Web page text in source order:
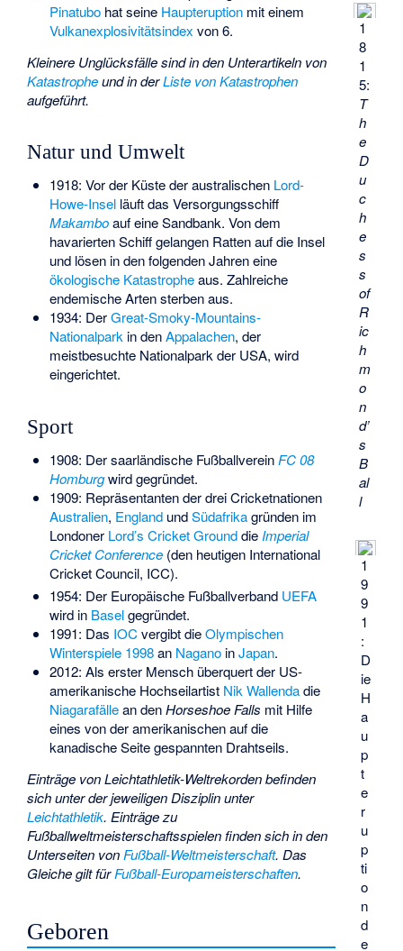
1
8
1
5:
T
h
e
D
u
c
h
e
s
s
of
R
ic
h
m
o
n
d’
s
B
al
l
1
9
9
1
:
D
ie
H
a
u
p
t
e
r
u
p
ti
o
n
d
e
Pinatubohat seine Haupteruptionmit einem
Vulkanexplosivitätsindex von 6.
Kleinere Unglücksfälle sind in den Unterartikeln von
Katastropheund in derListe von Katastrophen
aufgeführt.
Natur und Umwelt
1918: Vor der Küste der australischen Lord-
Howe-Inselläuft das Versorgungsschiff
Makamboauf eine Sandbank. Von dem
havarierten Schiff gelangen Ratten auf die Insel
und lösen in den folgenden Jahren eine
ökologische Katastropheaus. Zahlreiche
endemische Arten sterben aus.
1934: DerGreat-Smoky-Mountains-
Nationalparkin denAppalachen, der
meistbesuchte Nationalpark der USA, wird
eingerichtet.
Sport
1908: Der saarländische Fußballverein FC 08
Homburgwird gegründet.
1909: Repräsentanten der drei Cricketnationen
Australien, EnglandundSüdafrikagründen im
Londoner Lord’s Cricket Grounddie Imperial
Cricket Conference(den heutigen International
Cricket Council, ICC).
1954: Der Europäische Fußballverband UEFA
wird in Baselgegründet.
1991: Das IOCvergibt dieOlympischen
Winterspiele 1998an NaganoinJapan.
2012: Als erster Mensch überquert der US-
amerikanische Hochseilartist Nik Wallendadie
Niagarafällean denHorseshoe Falls mit Hilfe
eines von der amerikanischen auf die
kanadische Seite gespannten Drahtseils.
Einträge von Leichtathletik-Weltrekorden befinden
sich unter der jeweiligen Disziplin unter
Leichtathletik. Einträge zu
Fußballweltmeisterschaftsspielen finden sich in den
Unterseiten von Fußball-Weltmeisterschaft. Das
Gleiche gilt fürFußball-Europameisterschaften.
Geboren